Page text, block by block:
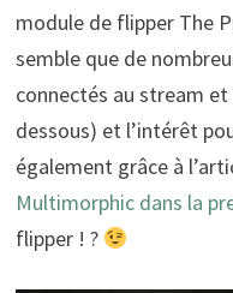
module de flipper The
semble que de
connectés au stream
dessous) et l’intérêt
également grâce à
Multimorphic dans la
flipper ! ?